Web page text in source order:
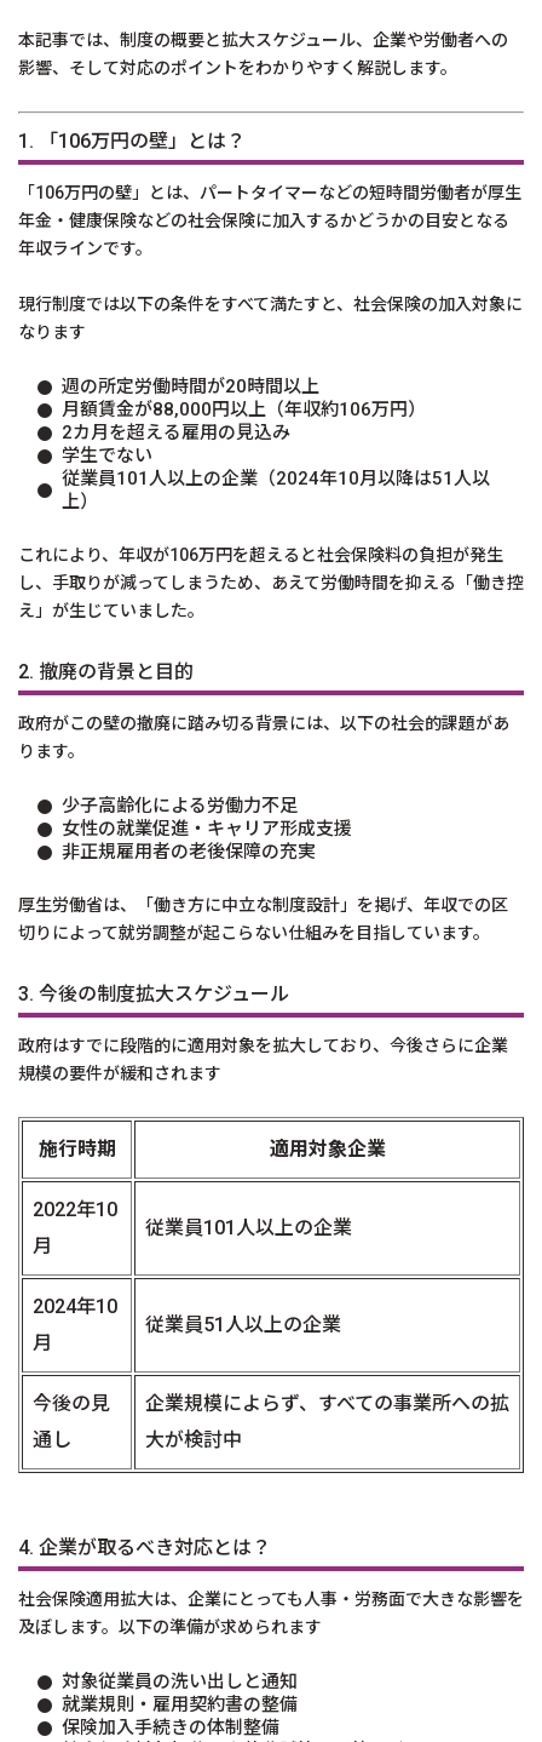
本記事では、制度の概要と拡大スケジュール、企業や労働者への
影響、そして対応のポイントをわかりやすく解説します。
1. 「106万円の壁」とは？
「106万円の壁」とは、パートタイマーなどの短時間労働者が厚生
年金・健康保険などの社会保険に加入するかどうかの目安となる
年収ラインです。
現行制度では以下の条件をすべて満たすと、社会保険の加入対象に
なります
週の所定労働時間が20時間以上
月額賃金が88,000円以上（年収約106万円）
2カ月を超える雇用の見込み
学生でない
従業員101人以上の企業（2024年10月以降は51人以
上）
これにより、年収が106万円を超えると社会保険料の負担が発生
し、手取りが減ってしまうため、あえて労働時間を抑える「働き控
え」が生じていました。
2. 撤廃の背景と目的
政府がこの壁の撤廃に踏み切る背景には、以下の社会的課題があ
ります。
少子高齢化による労働力不足
女性の就業促進・キャリア形成支援
非正規雇用者の老後保障の充実
厚生労働省は、「働き方に中立な制度設計」を掲げ、年収での区
切りによって就労調整が起こらない仕組みを目指しています。
3. 今後の制度拡大スケジュール
政府はすでに段階的に適用対象を拡大しており、今後さらに企業
規模の要件が緩和されます
施行時期 適用対象企業
2022年10
月
従業員101人以上の企業
2024年10
月
従業員51人以上の企業
今後の見
通し
企業規模によらず、すべての事業所への拡
大が検討中
4. 企業が取るべき対応とは？
社会保険適用拡大は、企業にとっても人事・労務面で大きな影響を
及ぼします。以下の準備が求められます
対象従業員の洗い出しと通知
就業規則・雇用契約書の整備
保険加入手続きの体制整備